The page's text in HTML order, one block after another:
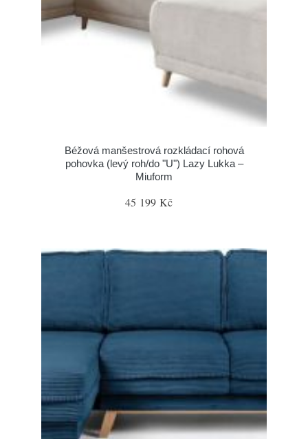
Béžová manšestrová rozkládací rohová
pohovka (levý roh/do "U") Lazy Lukka –
Miuform
45 199 Kč